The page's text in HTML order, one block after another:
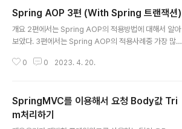
Spring AOP 3편 (With Spring 트랜잭션)
개요 2편에서는 Spring AOP의 적용방법에 대해서 알아
보았다. 3편에서는 Spring AOP의 적용사례중 가장 많이
식을 알아보도록 하자. Spring 트랜잭션 프록시 동작 과정
동작하기 때문에 위 4가지 요소를 집고 넘어가야한다. 프
록시 (in Spring 트랜잭션) @Transactional 애노테이
션이 클래스나 메소드에 붙어있으면, 트랜잭션 AOP는 해
0 0 2023. 4. 20.
SpringMVC를 이용해서 요청 Body값 Tri
m처리하기